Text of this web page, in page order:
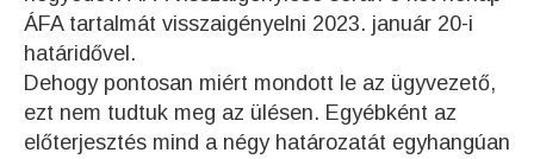
ÁFA tartalmát visszaigényelni 2023. január 20-i
határidővel.
Dehogy pontosan miért mondott le az ügyvezető,
ezt nem tudtuk meg az ülésen. Egyébként az
előterjesztés mind a négy határozatát egyhangúan